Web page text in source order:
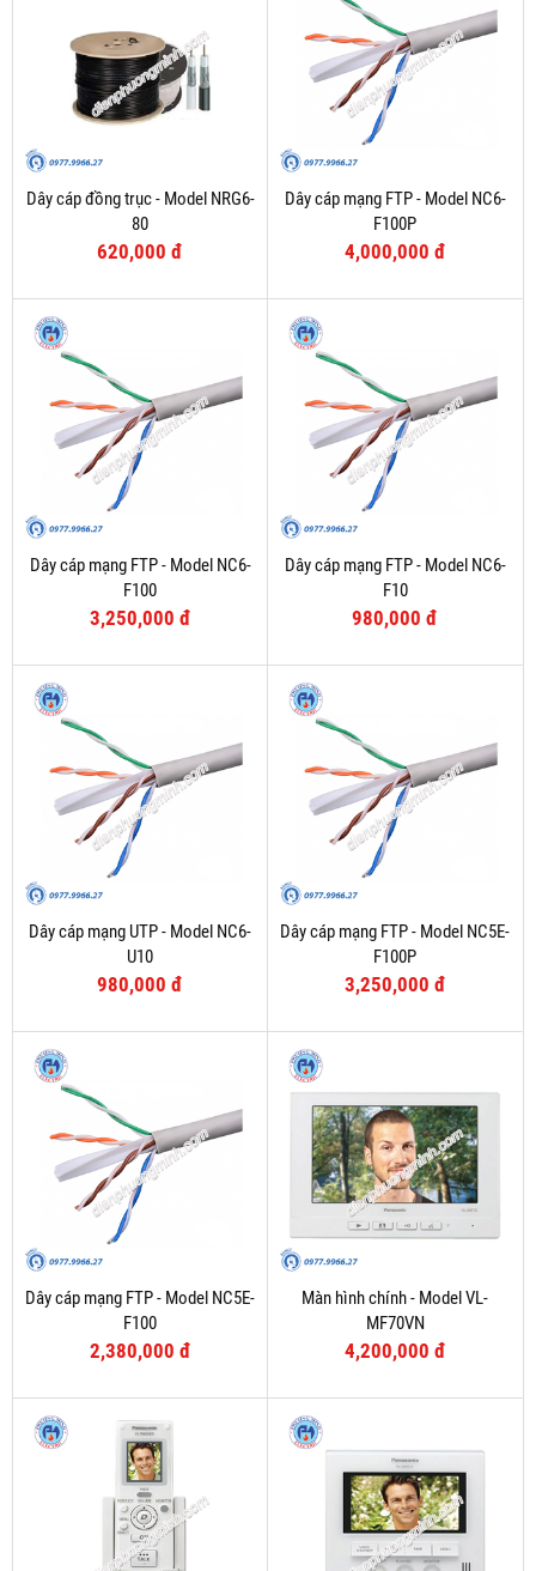
Dây cáp đồng trục - Model NRG6-
80
620,000 đ
Dây cáp mạng FTP - Model NC6-
F100P
4,000,000 đ
Dây cáp mạng FTP - Model NC6-
F100
3,250,000 đ
Dây cáp mạng FTP - Model NC6-
F10
980,000 đ
Dây cáp mạng UTP - Model NC6-
U10
980,000 đ
Dây cáp mạng FTP - Model NC5E-
F100P
3,250,000 đ
Dây cáp mạng FTP - Model NC5E-
F100
2,380,000 đ
Màn hình chính - Model VL-
MF70VN
4,200,000 đ